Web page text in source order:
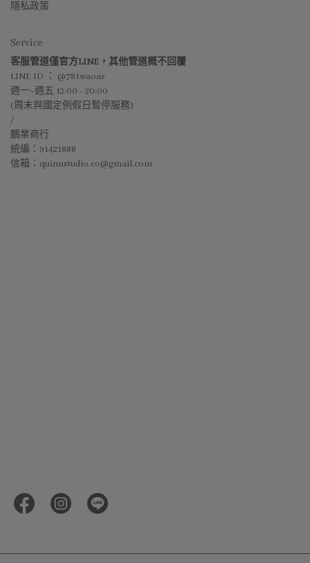
隱私政策
Service
客服管道僅官方LINE，其他管道概不回覆
LINE ID ： @781waoar
週一~週五 12:00 - 20:00
(周末與國定例假日暫停服務)
/
鵬業商行
統編：91421888
信箱：quinnstudio.co@gmail.com